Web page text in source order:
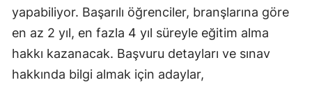
yapabiliyor. Başarılı öğrenciler, branşlarına göre
en az 2 yıl, en fazla 4 yıl süreyle eğitim alma
hakkı kazanacak. Başvuru detayları ve sınav
hakkında bilgi almak için adaylar,